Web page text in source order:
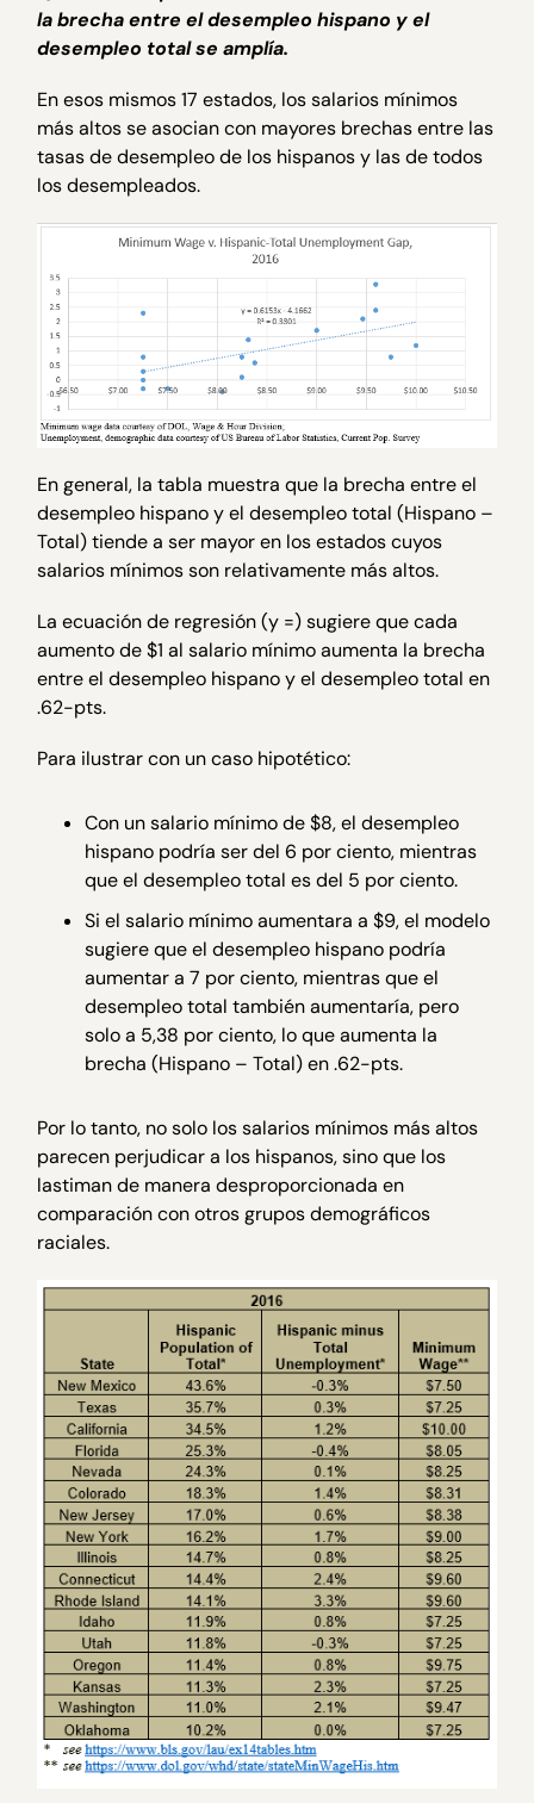
la brecha entre el desempleo hispano y el
desempleo total se amplía.
En esos mismos 17 estados, los salarios mínimos
más altos se asocian con mayores brechas entre las
tasas de desempleo de los hispanos y las de todos
los desempleados.
En general, la tabla muestra que la brecha entre el
desempleo hispano y el desempleo total (Hispano –
Total) tiende a ser mayor en los estados cuyos
salarios mínimos son relativamente más altos.
La ecuación de regresión (y =) sugiere que cada
aumento de $1 al salario mínimo aumenta la brecha
entre el desempleo hispano y el desempleo total en
.62-pts.
Para ilustrar con un caso hipotético:
Con un salario mínimo de $8, el desempleo
hispano podría ser del 6 por ciento, mientras
que el desempleo total es del 5 por ciento.
Si el salario mínimo aumentara a $9, el modelo
sugiere que el desempleo hispano podría
aumentar a 7 por ciento, mientras que el
desempleo total también aumentaría, pero
solo a 5,38 por ciento, lo que aumenta la
brecha (Hispano – Total) en .62-pts.
Por lo tanto, no solo los salarios mínimos más altos
parecen perjudicar a los hispanos, sino que los
lastiman de manera desproporcionada en
comparación con otros grupos demográficos
raciales.